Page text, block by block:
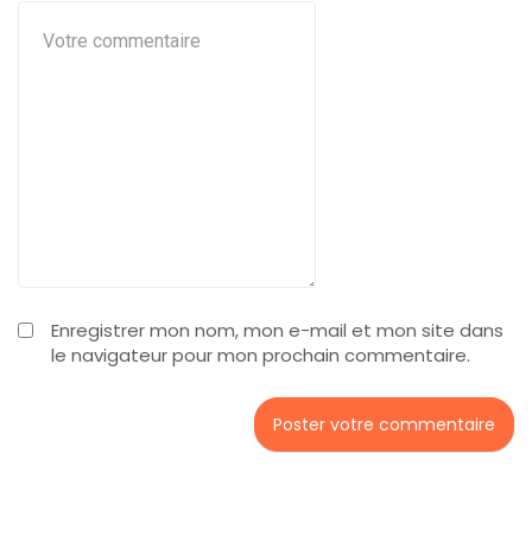
Enregistrer mon nom, mon e-mail et mon site dans
le navigateur pour mon prochain commentaire.